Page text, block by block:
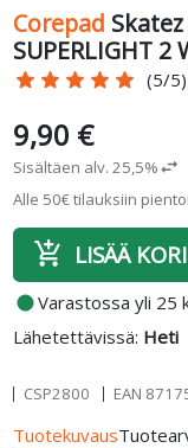
Corepad
SUPERLIGHT 2
star star star star star (5/
9,90 €
Sisältäen alv. 25,5%swap_horiz
Alle 50€ tilauksiin
add_shopping_cart LISÄÄ
fiber_manual_recordVarastossa yli 25
Lähetettävissä: Heti
CSP2800 EAN
Tuotekuvaus